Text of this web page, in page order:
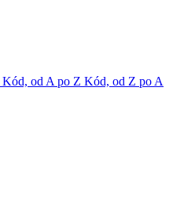
Kód, od A po Z Kód, od Z po A